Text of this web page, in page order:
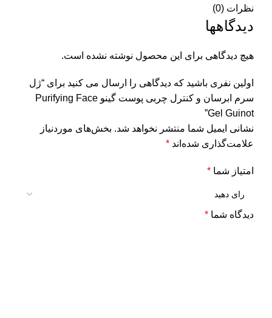
نظرات (0)
دیدگاهها
هیچ دیدگاهی برای این محصول نوشته نشده است.
اولین نفری باشید که دیدگاهی را ارسال می کنید برای “ژل
سرم ابرسان و کنترل چربی پوست گینو Purifying Face
Gel Guinot”
نشانی ایمیل شما منتشر نخواهد شد. بخش‌های موردنیاز
علامت‌گذاری شده‌اند *
امتیاز شما *
دیدگاه شما *